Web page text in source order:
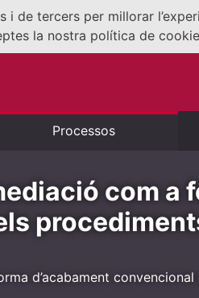
de tercers per millorar
la nostra política de
Processos
com a
d’acabament